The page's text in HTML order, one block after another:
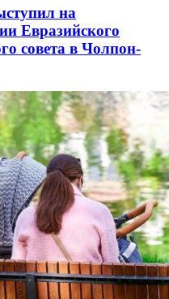
на
Евразийского
совета в Чолпон-